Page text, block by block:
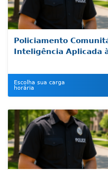
Policiamento
Inteligência Aplicada
Escolha sua carga
horária